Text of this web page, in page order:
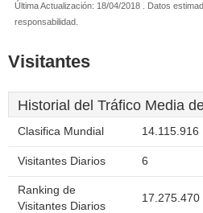
Última Actualización: 18/04/2018 . Datos
responsabilidad.
Visitantes
Historial del Tráfico Media
Clasifica Mundial 14.115.916
Visitantes Diarios 6
Ranking de
Visitantes Diarios
17.275.470